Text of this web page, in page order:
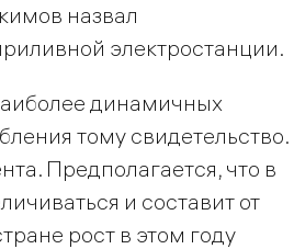
назвал
электростанции.
динамичных
тому свидетельство.
Предполагается, что в
и составит от
рост в этом году